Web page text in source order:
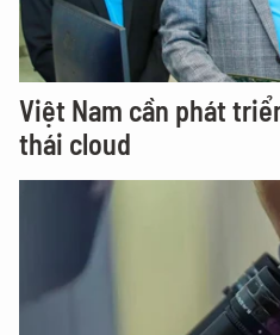
Việt Nam cần phát
thái cloud